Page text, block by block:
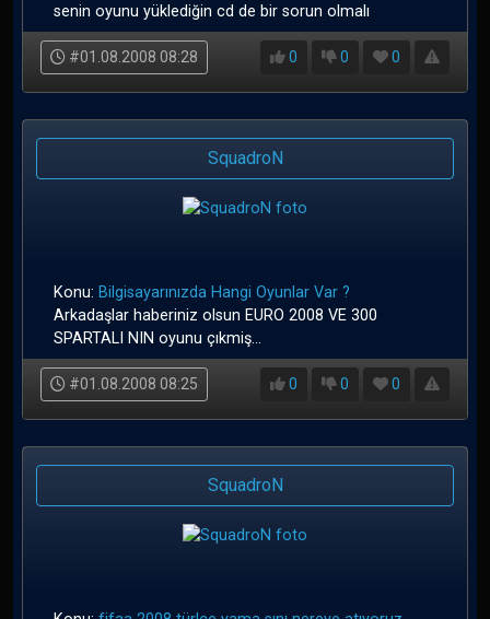
senin oyunu yüklediğin cd de bir sorun olmalı
#01.08.2008 08:28 0 0 0
SquadroN
Konu: Bilgisayarınızda Hangi Oyunlar Var ?
Arkadaşlar haberiniz olsun EURO 2008 VE 300
SPARTALI NIN oyunu çıkmiş...
#01.08.2008 08:25 0 0 0
SquadroN